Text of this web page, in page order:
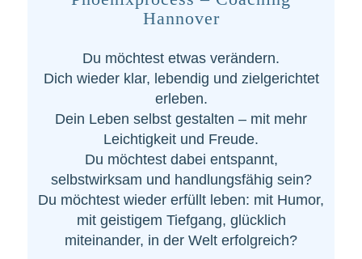
Hannover
Du möchtest etwas verändern.
Dich wieder klar, lebendig und zielgerichtet
erleben.
Dein Leben selbst gestalten – mit mehr
Leichtigkeit und Freude.
Du möchtest dabei entspannt,
selbstwirksam und handlungsfähig sein?
Du möchtest wieder erfüllt leben: mit Humor,
mit geistigem Tiefgang, glücklich
miteinander, in der Welt erfolgreich?